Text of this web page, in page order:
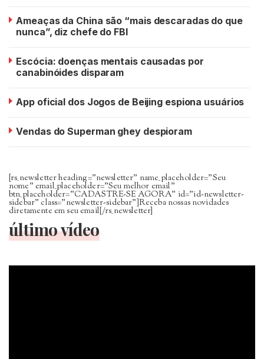
Ameaças da China são “mais descaradas do que
nunca”, diz chefe do FBI
Escócia: doenças mentais causadas por
canabinóides disparam
App oficial dos Jogos de Beijing espiona usuários
Vendas do Superman ghey despioram
[rs_newsletter heading=”newsletter” name_placeholder=”Seu
nome” email_placeholder=”Seu melhor email”
btn_placeholder=”CADASTRE-SE AGORA” id=”id-newsletter-
sidebar” class=”newsletter-sidebar”]Receba nossas novidades
diretamente em seu email[/rs_newsletter]
último vídeo
Tocador